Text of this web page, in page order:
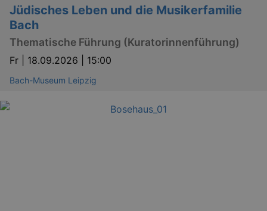
Jüdisches Leben und die Musikerfamilie
Bach
Thematische Führung (Kuratorinnenführung)
Fr | 18.09.2026 | 15:00
Bach-Museum Leipzig